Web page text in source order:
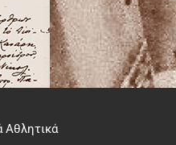
Αθλητικά